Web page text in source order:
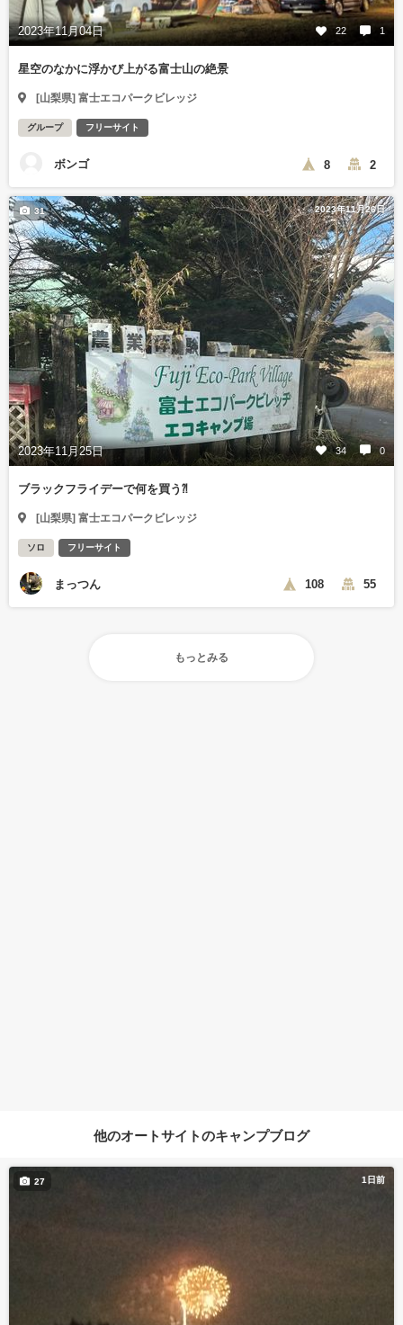
2023年11月04日 22 1
星空のなかに浮かび上がる富士山の絶景
[山梨県] 富士エコパークビレッジ
グループ フリーサイト
ボンゴ 8 2
2023年11月26日
2023年11月25日 34 0
31
ブラックフライデーで何を買う⁈
[山梨県] 富士エコパークビレッジ
ソロ フリーサイト
まっつん 108 55
もっとみる
他のオートサイトのキャンプブログ
1日前
27